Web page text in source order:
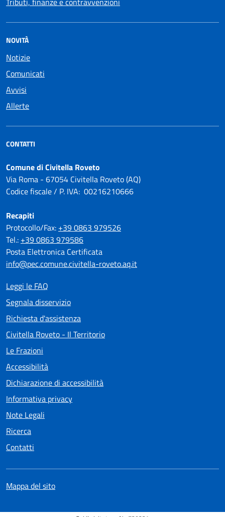
NOVITÀ
Notizie
Comunicati
Avvisi
Allerte
CONTATTI
Comune di Civitella Roveto
Via Roma - 67054 Civitella Roveto (AQ)
Codice fiscale / P. IVA: 00216210666
Recapiti
Protocollo/Fax: +39 0863 979526
Tel.: +39 0863 979586
Posta Elettronica Certificata
info@pec.comune.civitella-roveto.aq.it
Leggi le FAQ
Segnala disservizio
Richiesta d'assistenza
Civitella Roveto - Il Territorio
Le Frazioni
Accessibilità
Dichiarazione di accessibilità
Informativa privacy
Note Legali
Ricerca
Contatti
Mappa del sito